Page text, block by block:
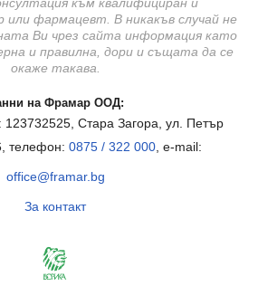
или фармацевт. В никакъв случай не
Ви чрез сайта информация като
и правилна, дори и същата да се
окаже такава.
на Фрамар ООД:
Стара Загора, ул. Петър
телефон: 0875 / 322 000, e-mail:
office@framar.bg
За контакт